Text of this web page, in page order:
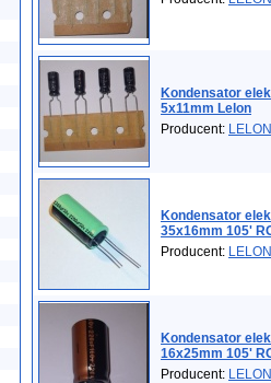
Kondensator
5x11mm Lelon
Producent: LELON
Kondensator
35x16mm 105'
Producent: LELON
Kondensator
16x25mm 105'
Producent: LELON